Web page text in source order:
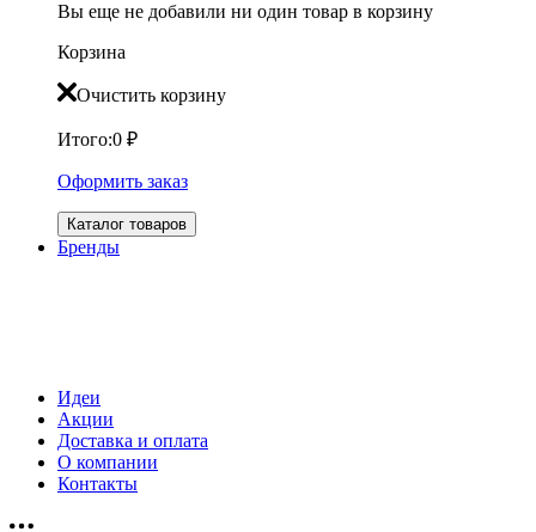
Вы еще не добавили ни один товар в корзину
Корзина
Очистить корзину
Итого:0 ₽
Оформить заказ
Каталог товаров
Бренды
Идеи
Акции
Доставка и оплата
О компании
Контакты